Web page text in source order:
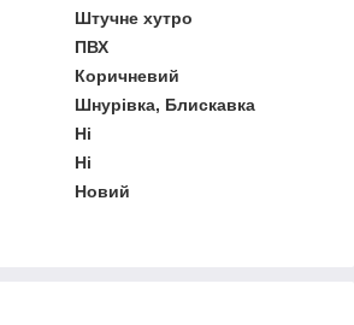
Штучне хутро
ПВХ
Коричневий
Шнурівка, Блискавка
Ні
Ні
Новий